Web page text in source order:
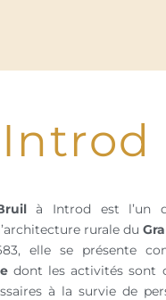
à Introd est l’un
rurale du
elle se présente
dont les activités sont
à la survie de